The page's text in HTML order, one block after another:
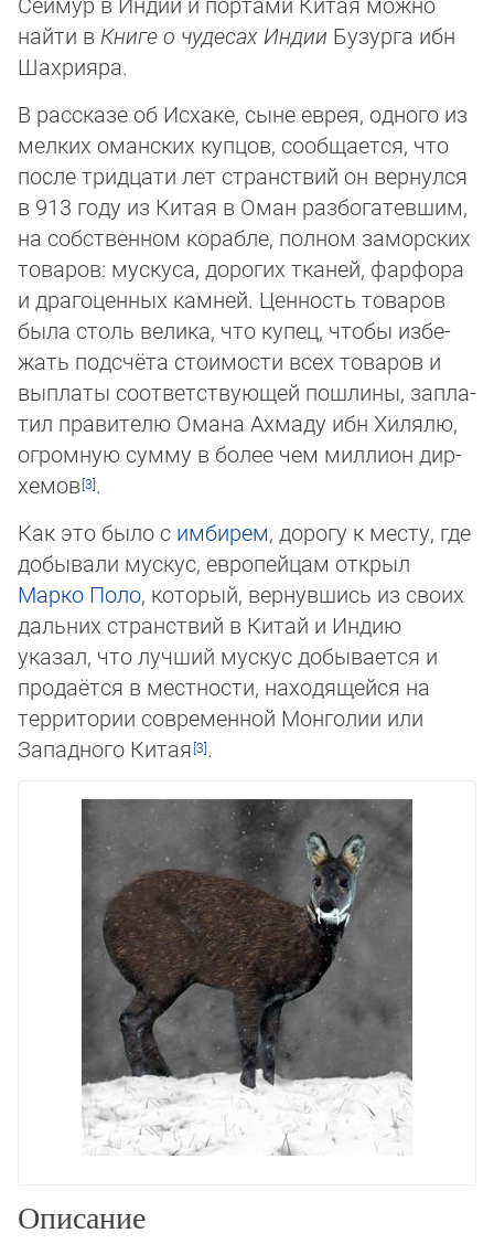
найти в Книге о чудесах Ин­дии Бузурга ибн
Шахрияра.
В рассказе об Исхаке, сыне еврея, одного из
мелких оманских купцов, сообщается, что
после тридцати лет странствий он вернулся
в 913 году из Китая в Оман разбогатевшим,
на собственном корабле, полном заморских
товаров: мускуса, дорогих тканей, фарфора
и драгоценных камней. Ценность товаров
была столь велика, что купец, чтобы из­бе­
жать подсчёта стоимости всех товаров и
выплаты соответствующей пошлины, зап­ла­
тил правителю Омана Ахмаду ибн Хилялю,
огромную сумму в более чем миллион дир­
хе­мов
.
Как это было с имбирем, дорогу к месту, где
добывали мускус, европейцам открыл
Марко Поло, который, вернувшись из своих
дальних странствий в Китай и Индию
указал, что лучший мускус добывается и
продаётся в местности, находящейся на
территории современной Монголии или
Западного Китая
.
Описание